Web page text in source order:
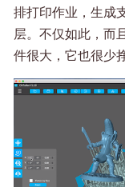
排打印作业，生成
层。不仅如此，而
件很大，它也很少